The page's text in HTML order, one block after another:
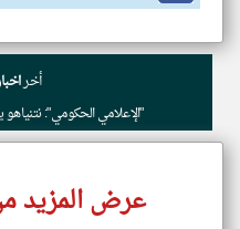
أخر
"الإعلامي الحكومي":
عرض المزيد